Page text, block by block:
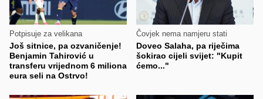
Potpisuje za velikana
Još sitnice, pa ozvaničenje!
Benjamin Tahirović u
transferu vrijednom 6 miliona
eura seli na Ostrvo!
Čovjek nema namjeru stati
Doveo Salaha, pa riječima
šokirao cijeli svijet: "Kupit
ćemo..."